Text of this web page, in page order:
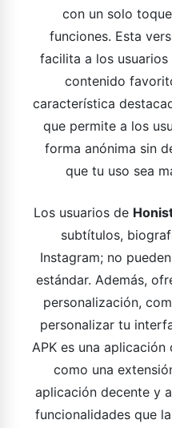
con un solo
funciones. Esta
facilita a los
contenido
característica
que permite a los
forma anónima sin
que tu uso sea
Los usuarios de
subtítulos,
Instagram; no
estándar. Además,
personalización,
personalizar tu
APK es una
como una
aplicación decente y
funcionalidades que